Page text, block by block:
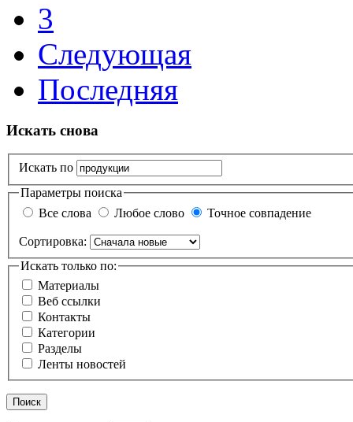
3
Следующая
Последняя
Искать снова
Искать по
Параметры поиска
Все слова
Любое слово Точное совпадение
Сортировка:
Искать только по:
Материалы
Веб ссылки
Контакты
Категории
Разделы
Ленты новостей
Поиск